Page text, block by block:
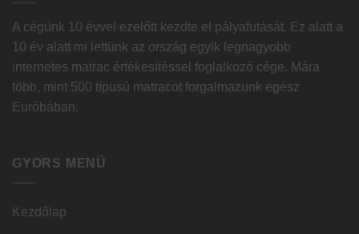
A cégünk 10 évvel ezelőtt kezdte el pályafutását. Ez alatt a
10 év alatt mi lettünk az ország egyik legnagyobb
internetes matrac értékesítéssel foglalkozó cége. Mára
több, mint 500 típusú matracot forgalmazunk egész
Euróbában.
GYORS MENÜ
Kezdőlap